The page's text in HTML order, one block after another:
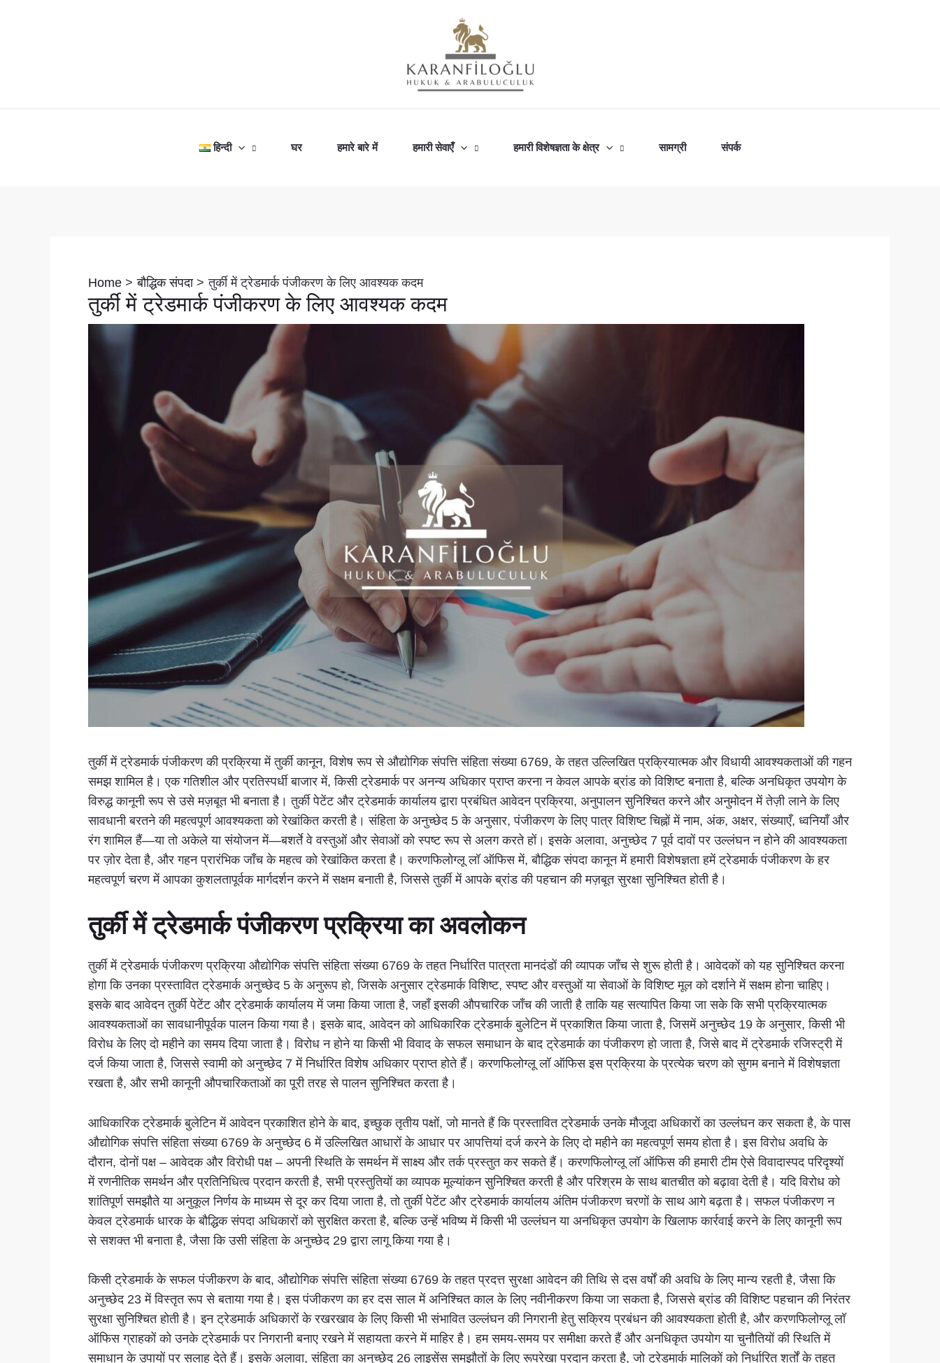
हिन्दी घर हमारे बारे में हमारी सेवाएँ हमारी विशेषज्ञता के क्षेत्र सामग्री संपर्क
Home बौद्धिक संपदा तुर्की में ट्रेडमार्क पंजीकरण के लिए आवश्यक कदम
तुर्की में ट्रेडमार्क पंजीकरण के लिए आवश्यक कदम
तुर्की में ट्रेडमार्क पंजीकरण की प्रक्रिया में तुर्की कानून, विशेष रूप से औद्योगिक संपत्ति संहिता संख्या 6769, के तहत उल्लिखित प्रक्रियात्मक और विधायी आवश्यकताओं की गहन
समझ शामिल है। एक गतिशील और प्रतिस्पर्धी बाजार में, किसी ट्रेडमार्क पर अनन्य अधिकार प्राप्त करना न केवल आपके ब्रांड को विशिष्ट बनाता है, बल्कि अनधिकृत उपयोग के
विरुद्ध कानूनी रूप से उसे मज़बूत भी बनाता है। तुर्की पेटेंट और ट्रेडमार्क कार्यालय द्वारा प्रबंधित आवेदन प्रक्रिया, अनुपालन सुनिश्चित करने और अनुमोदन में तेज़ी लाने के लिए
सावधानी बरतने की महत्वपूर्ण आवश्यकता को रेखांकित करती है। संहिता के अनुच्छेद 5 के अनुसार, पंजीकरण के लिए पात्र विशिष्ट चिह्नों में नाम, अंक, अक्षर, संख्याएँ, ध्वनियाँ और
रंग शामिल हैं—या तो अकेले या संयोजन में—बशर्ते वे वस्तुओं और सेवाओं को स्पष्ट रूप से अलग करते हों। इसके अलावा, अनुच्छेद 7 पूर्व दावों पर उल्लंघन न होने की आवश्यकता
पर ज़ोर देता है, और गहन प्रारंभिक जाँच के महत्व को रेखांकित करता है। करणफिलोग्लू लॉ ऑफिस में, बौद्धिक संपदा कानून में हमारी विशेषज्ञता हमें ट्रेडमार्क पंजीकरण के हर
महत्वपूर्ण चरण में आपका कुशलतापूर्वक मार्गदर्शन करने में सक्षम बनाती है, जिससे तुर्की में आपके ब्रांड की पहचान की मज़बूत सुरक्षा सुनिश्चित होती है।
तुर्की में ट्रेडमार्क पंजीकरण प्रक्रिया का अवलोकन
तुर्की में ट्रेडमार्क पंजीकरण प्रक्रिया औद्योगिक संपत्ति संहिता संख्या 6769 के तहत निर्धारित पात्रता मानदंडों की व्यापक जाँच से शुरू होती है। आवेदकों को यह सुनिश्चित करना
होगा कि उनका प्रस्तावित ट्रेडमार्क अनुच्छेद 5 के अनुरूप हो, जिसके अनुसार ट्रेडमार्क विशिष्ट, स्पष्ट और वस्तुओं या सेवाओं के विशिष्ट मूल को दर्शाने में सक्षम होना चाहिए।
इसके बाद आवेदन तुर्की पेटेंट और ट्रेडमार्क कार्यालय में जमा किया जाता है, जहाँ इसकी औपचारिक जाँच की जाती है ताकि यह सत्यापित किया जा सके कि सभी प्रक्रियात्मक
आवश्यकताओं का सावधानीपूर्वक पालन किया गया है। इसके बाद, आवेदन को आधिकारिक ट्रेडमार्क बुलेटिन में प्रकाशित किया जाता है, जिसमें अनुच्छेद 19 के अनुसार, किसी भी
विरोध के लिए दो महीने का समय दिया जाता है। विरोध न होने या किसी भी विवाद के सफल समाधान के बाद ट्रेडमार्क का पंजीकरण हो जाता है, जिसे बाद में ट्रेडमार्क रजिस्ट्री में
दर्ज किया जाता है, जिससे स्वामी को अनुच्छेद 7 में निर्धारित विशेष अधिकार प्राप्त होते हैं। करणफिलोग्लू लॉ ऑफिस इस प्रक्रिया के प्रत्येक चरण को सुगम बनाने में विशेषज्ञता
रखता है, और सभी कानूनी औपचारिकताओं का पूरी तरह से पालन सुनिश्चित करता है।
आधिकारिक ट्रेडमार्क बुलेटिन में आवेदन प्रकाशित होने के बाद, इच्छुक तृतीय पक्षों, जो मानते हैं कि प्रस्तावित ट्रेडमार्क उनके मौजूदा अधिकारों का उल्लंघन कर सकता है, के पास
औद्योगिक संपत्ति संहिता संख्या 6769 के अनुच्छेद 6 में उल्लिखित आधारों के आधार पर आपत्तियां दर्ज करने के लिए दो महीने का महत्वपूर्ण समय होता है। इस विरोध अवधि के
दौरान, दोनों पक्ष – आवेदक और विरोधी पक्ष – अपनी स्थिति के समर्थन में साक्ष्य और तर्क प्रस्तुत कर सकते हैं। करणफिलोग्लू लॉ ऑफिस की हमारी टीम ऐसे विवादास्पद परिदृश्यों
में रणनीतिक समर्थन और प्रतिनिधित्व प्रदान करती है, सभी प्रस्तुतियों का व्यापक मूल्यांकन सुनिश्चित करती है और परिश्रम के साथ बातचीत को बढ़ावा देती है। यदि विरोध को
शांतिपूर्ण समझौते या अनुकूल निर्णय के माध्यम से दूर कर दिया जाता है, तो तुर्की पेटेंट और ट्रेडमार्क कार्यालय अंतिम पंजीकरण चरणों के साथ आगे बढ़ता है। सफल पंजीकरण न
केवल ट्रेडमार्क धारक के बौद्धिक संपदा अधिकारों को सुरक्षित करता है, बल्कि उन्हें भविष्य में किसी भी उल्लंघन या अनधिकृत उपयोग के खिलाफ कार्रवाई करने के लिए कानूनी रूप
से सशक्त भी बनाता है, जैसा कि उसी संहिता के अनुच्छेद 29 द्वारा लागू किया गया है।
किसी ट्रेडमार्क के सफल पंजीकरण के बाद, औद्योगिक संपत्ति संहिता संख्या 6769 के तहत प्रदत्त सुरक्षा आवेदन की तिथि से दस वर्षों की अवधि के लिए मान्य रहती है, जैसा कि
अनुच्छेद 23 में विस्तृत रूप से बताया गया है। इस पंजीकरण का हर दस साल में अनिश्चित काल के लिए नवीनीकरण किया जा सकता है, जिससे ब्रांड की विशिष्ट पहचान की निरंतर
सुरक्षा सुनिश्चित होती है। इन ट्रेडमार्क अधिकारों के रखरखाव के लिए किसी भी संभावित उल्लंघन की निगरानी हेतु सक्रिय प्रबंधन की आवश्यकता होती है, और करणफिलोग्लू लॉ
ऑफिस ग्राहकों को उनके ट्रेडमार्क पर निगरानी बनाए रखने में सहायता करने में माहिर है। हम समय-समय पर समीक्षा करते हैं और अनधिकृत उपयोग या चुनौतियों की स्थिति में
समाधान के उपायों पर सलाह देते हैं। इसके अलावा, संहिता का अनुच्छेद 26 लाइसेंस समझौतों के लिए रूपरेखा प्रदान करता है, जो ट्रेडमार्क मालिकों को निर्धारित शर्तों के तहत